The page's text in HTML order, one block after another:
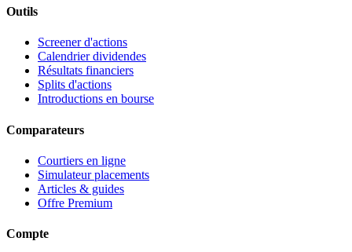
Outils
Screener d'actions
Calendrier dividendes
Résultats financiers
Splits d'actions
Introductions en bourse
Comparateurs
Courtiers en ligne
Simulateur placements
Articles & guides
Offre Premium
Compte